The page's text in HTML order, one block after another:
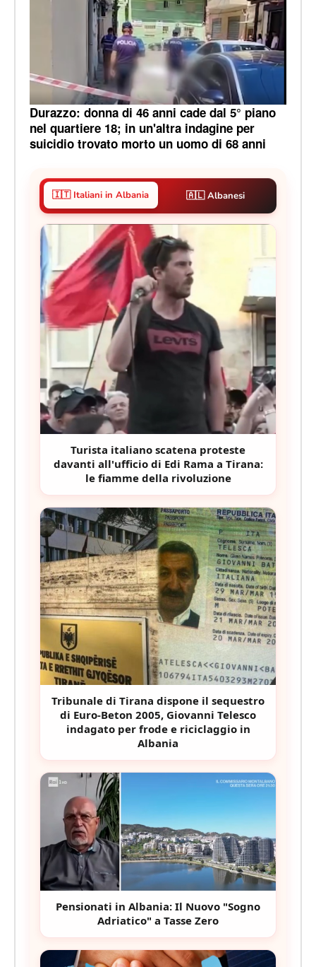
Durazzo: donna di 46 anni cade dal 5° piano
nel quartiere 18; in un'altra indagine per
suicidio trovato morto un uomo di 68 anni
🇮🇹 Italiani in Albania 🇦🇱 Albanesi
Turista italiano scatena proteste
davanti all'ufficio di Edi Rama a Tirana:
le fiamme della rivoluzione
Tribunale di Tirana dispone il sequestro
di Euro-Beton 2005, Giovanni Telesco
indagato per frode e riciclaggio in
Albania
Pensionati in Albania: Il Nuovo "Sogno
Adriatico" a Tasse Zero